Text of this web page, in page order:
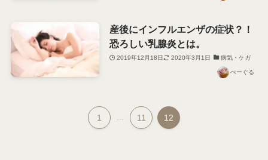
産後にインフルエンザの症状？！
恐ろしい乳腺炎とは。
2019年12月18日 2020年3月1日 病気・ケガ
べーぐる
1 ... 11 12